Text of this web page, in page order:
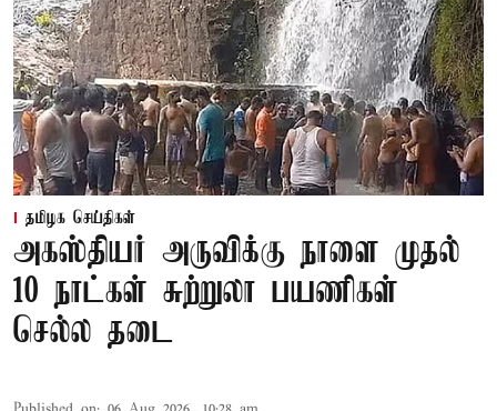
தமிழக செய்திகள்
அகஸ்தியர் அருவிக்கு நாளை முதல்
10 நாட்கள் சுற்றுலா பயணிகள்
செல்ல தடை